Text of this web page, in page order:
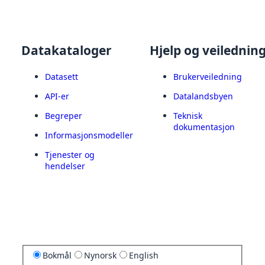
Datakataloger
Datasett
API-er
Begreper
Informasjonsmodeller
Tjenester og
hendelser
Hjelp og
Brukerveiledning
Datalandsbyen
Teknisk
dokumentasjon
Bokmål Nynorsk English